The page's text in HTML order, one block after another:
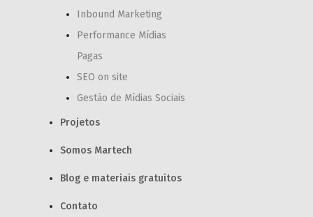
Inbound Marketing
Performance Mídias
Pagas
SEO on site
Gestão de Mídias Sociais
Projetos
Somos Martech
Blog e materiais gratuitos
Contato